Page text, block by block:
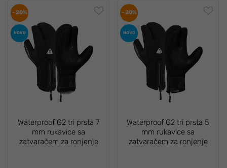
- 20%
NOVO
Waterproof G2 tri prsta 7
mm rukavice sa
zatvaračem za ronjenje
- 20%
NOVO
Waterproof G2 tri prsta 5
mm rukavice sa
zatvaračem za ronjenje